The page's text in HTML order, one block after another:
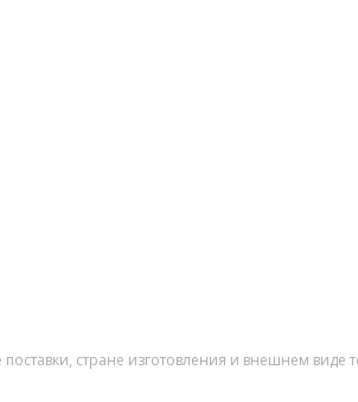
стране изготовления и внешнем виде